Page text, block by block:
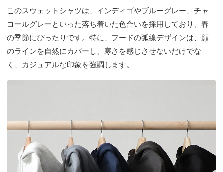
このスウェットシャツは、インディゴやブルーグレー、チャ
コールグレーといった落ち着いた色合いを採用しており、春
の季節にぴったりです。特に、フードの弧線デザインは、顔
のラインを自然にカバーし、寒さを感じさせないだけでな
く、カジュアルな印象を強調します。